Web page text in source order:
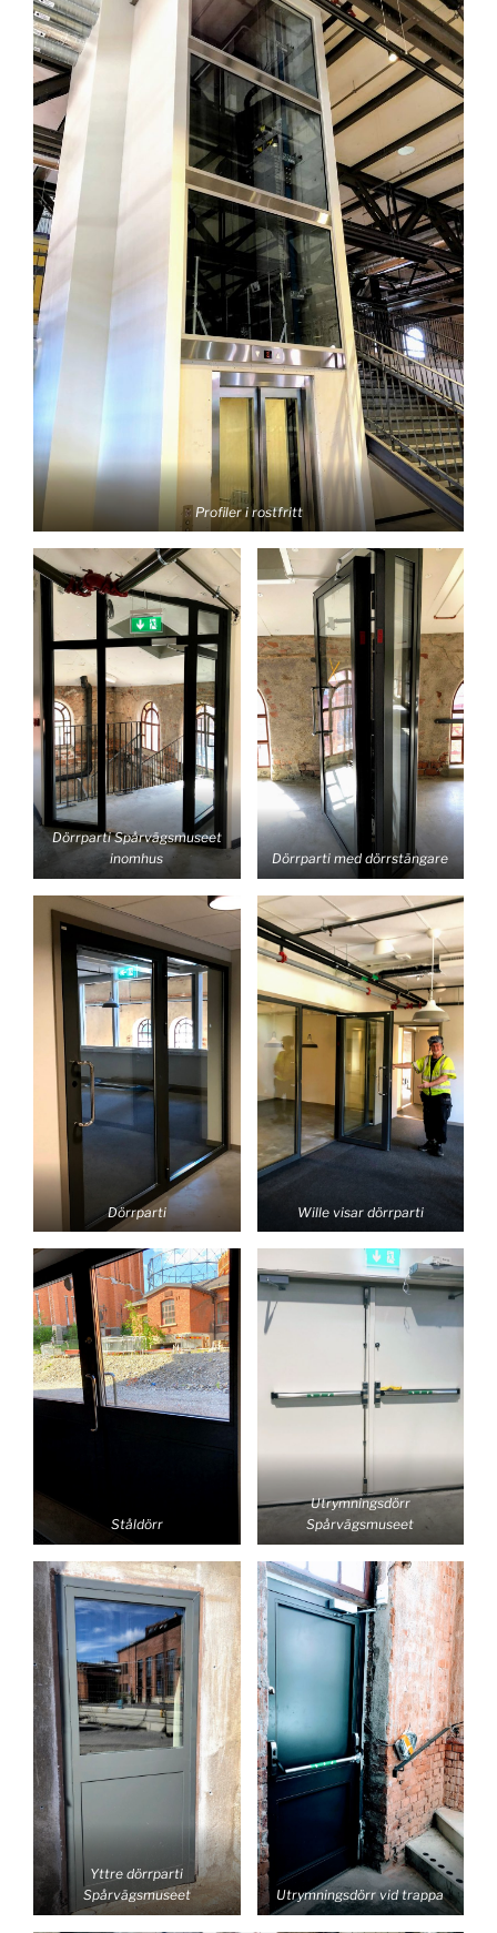
Profiler i rostfritt
Dörrparti Spårvägsmuseet
inomhus
Dörrparti med dörrstängare
Dörrparti Wille visar dörrparti
Ståldörr
Utrymningsdörr
Spårvägsmuseet
Yttre dörrparti
Spårvägsmuseet
Utrymningsdörr vid trappa